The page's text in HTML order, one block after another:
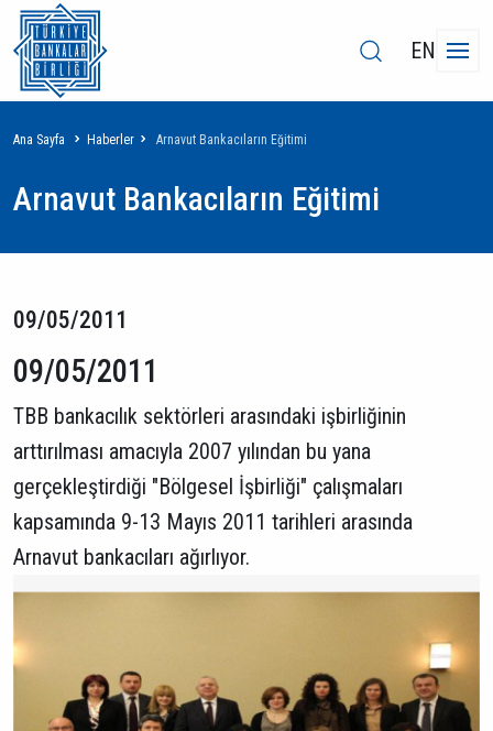
EN
Sayfa
yolu
Ana Sayfa Haberler Arnavut Bankacıların Eğitimi
Arnavut Bankacıların Eğitimi
09/05/2011
09/05/2011
TBB bankacılık sektörleri arasındaki işbirliğinin
arttırılması amacıyla 2007 yılından bu yana
gerçekleştirdiği "Bölgesel İşbirliği" çalışmaları
kapsamında 9-13 Mayıs 2011 tarihleri arasında
Arnavut bankacıları ağırlıyor.